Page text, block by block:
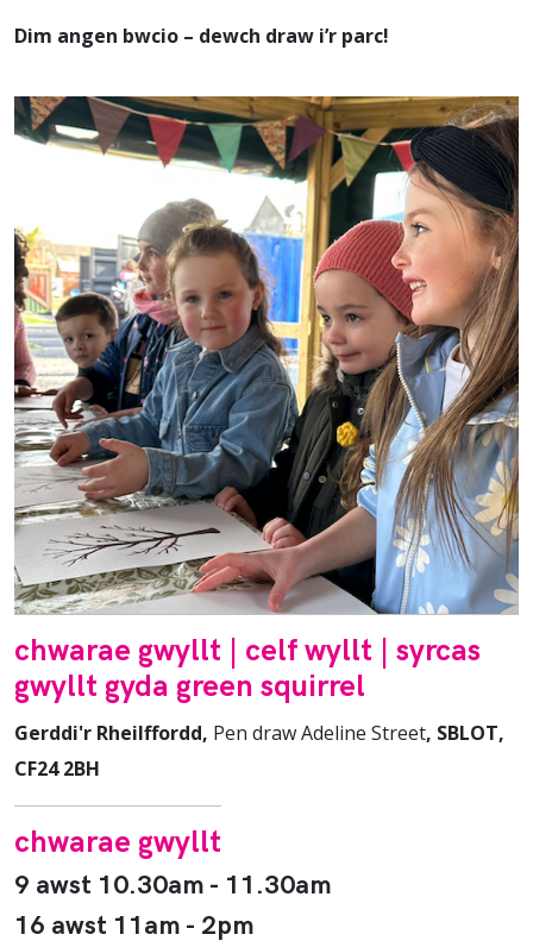
Dim angen bwcio – dewch draw i’r parc!
chwarae gwyllt | celf wyllt | syrcas
gwyllt gyda green squirrel
Gerddi'r Rheilffordd, Pen draw Adeline Street, SBLOT,
CF24 2BH
chwarae gwyllt
9 awst 10.30am - 11.30am
16 awst 11am - 2pm